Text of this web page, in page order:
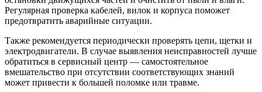
Регулярная проверка кабелей, вилок и корпуса поможет
предотвратить аварийные ситуации.
Также рекомендуется периодически проверять цепи, щетки и
электродвигатели. В случае выявления неисправностей лучше
обратиться в сервисный центр — самостоятельное
вмешательство при отсутствии соответствующих знаний
может привести к большей поломке или травме.